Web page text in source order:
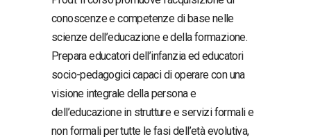
conoscenze e competenze di base nelle
scienze dell’educazione e della formazione.
Prepara educatori dell’infanzia ed educatori
socio-pedagogici capaci di operare con una
visione integrale della persona e
dell’educazione in strutture e servizi formali e
non formali per tutte le fasi dell’età evolutiva,